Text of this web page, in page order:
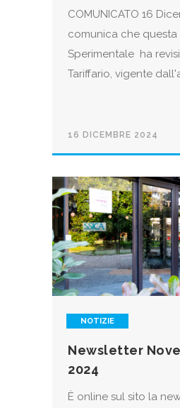
COMUNICATO 16
comunica che questa
Sperimentale ha
Tariffario, vigente
16 DICEMBRE 2024
NOTIZIE
Newsletter
2024
È online sul sito la